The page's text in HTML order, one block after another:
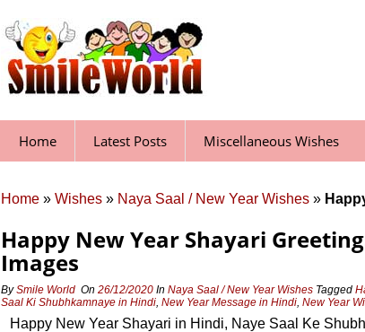
Home Latest Posts Miscellaneous Wishes
Home » Wishes » Naya Saal / New Year Wishes »
Happy New Year Shayari
Images
BySmile World On 26/12/2020 In Naya Saal / New Year Wishes Tagged
Saal Ki Shubhkamnaye in Hindi, New Year Message in Hindi, New Year
Happy New Year Shayari in Hindi, Naye Saal Ke